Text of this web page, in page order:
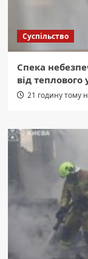
Суспільство
Спека
від теплового
21 годину тому